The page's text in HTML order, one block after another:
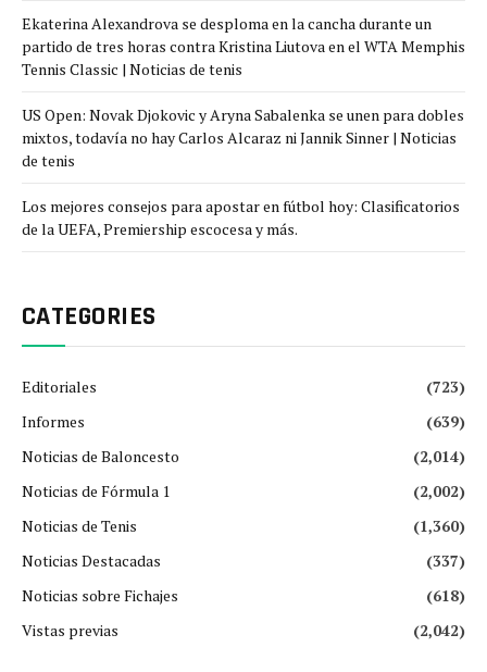
Ekaterina Alexandrova se desploma en la cancha durante un
partido de tres horas contra Kristina Liutova en el WTA Memphis
Tennis Classic | Noticias de tenis
US Open: Novak Djokovic y Aryna Sabalenka se unen para dobles
mixtos, todavía no hay Carlos Alcaraz ni Jannik Sinner | Noticias
de tenis
Los mejores consejos para apostar en fútbol hoy: Clasificatorios
de la UEFA, Premiership escocesa y más.
CATEGORIES
Editoriales
(723)
Informes
(639)
Noticias de Baloncesto
(2,014)
Noticias de Fórmula 1
(2,002)
Noticias de Tenis
(1,360)
Noticias Destacadas
(337)
Noticias sobre Fichajes
(618)
Vistas previas
(2,042)